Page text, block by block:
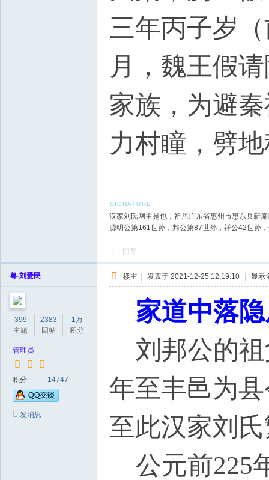
三年丙子岁
月，魏王假
家族，为避
力村瞳，劈
汉家刘氏网主是也，祖居广东省惠州市惠东县新
源明公第161世孙，邦公第87世孙，祥公42世孙
回复
粤-刘爱民
399
主题
2383
回帖
1万
积分
管理员
积分 14747
发消息
楼主 | 发表于 2021-12-25 12:19:10 | 显示
家道中落
刘邦公的祖
年至丰邑为
至此汉家刘
公元前225